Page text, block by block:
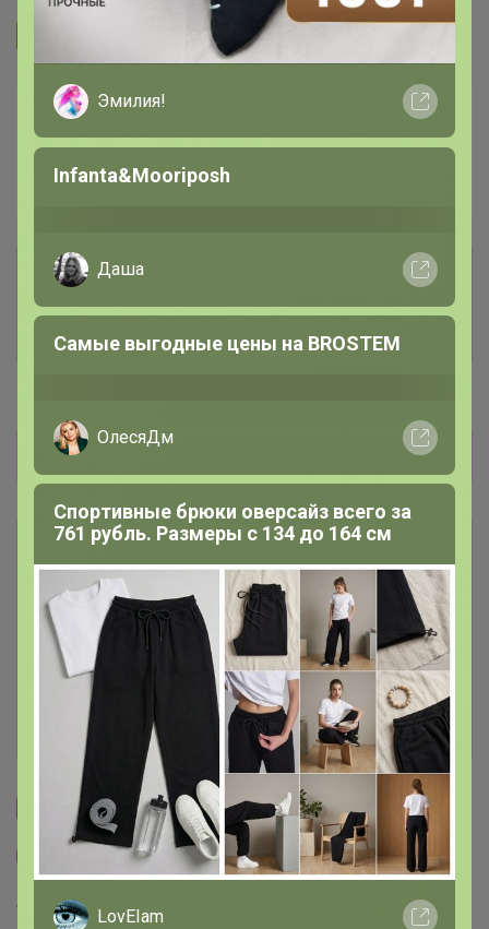
Подписаться на организатора 1.7K
В архиве
—
Собрано
89 %
Комментарии к лотам 3.7K
Отзывы участников 12K
Прямая оплата! Развоз 20-22 декабря!
Описание
Условия участия
Ключевые даты
История проведённых выкупов
Cтраничка организатора
Другие СП организатора Артемида
Торговые марки
Эмилия!
Infanta&Mooriposh
Даша
Самые выгодные цены на BROSTEM
ОлесяДм
Спортивные брюки оверсайз всего за
761 рубль. Размеры с 134 до 164 см
LovEIam